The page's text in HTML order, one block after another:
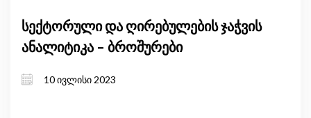
სექტორული და ღირებულების ჯაჭვის
ანალიტიკა – ბროშურები
10 ივლისი 2023